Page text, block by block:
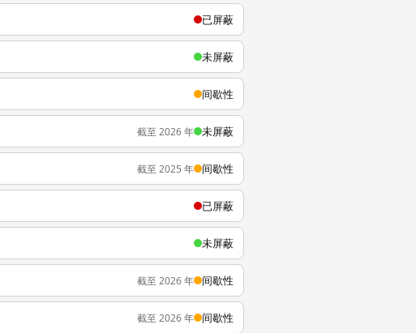
已屏蔽
未屏蔽
间歇性
截至 2026 年 未屏蔽
截至 2025 年 间歇性
已屏蔽
未屏蔽
截至 2026 年 间歇性
截至 2026 年 间歇性